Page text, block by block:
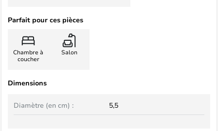
Parfait pour ces pièces
Chambre à
coucher
Salon
Dimensions
Diamètre (en cm) : 5,5